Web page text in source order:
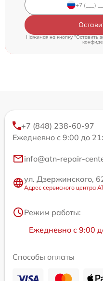
Нажимая на кнопку "Оставить
+7 (848) 238-60-97
Ежедневно с 9:00 до
info@atn-repair-
ул. Дзержинского,
Адрес сервисного центра
Режим работы:
Ежедневно с 9:00
Способы оплаты